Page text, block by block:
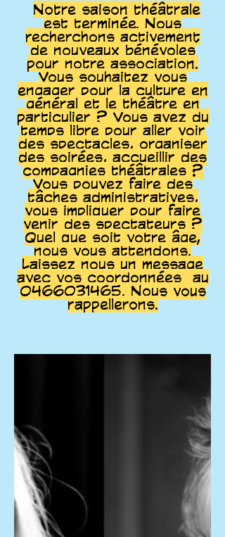
Notre saison théâtrale
est terminée. Nous
recherchons activement
de nouveaux bénévoles
pour notre association.
Vous souhaitez vous
engager pour la culture en
général et le théâtre en
particulier ? Vous avez du
temps libre pour aller voir
des spectacles, organiser
des soirées, accueillir des
compagnies théâtrales ?
Vous pouvez faire des
tâches administratives,
vous impliquer pour faire
venir des spectateurs ?
Quel que soit votre âge,
nous vous attendons.
Laissez nous un message
avec vos coordonnées au
0466031465. Nous vous
rappellerons.